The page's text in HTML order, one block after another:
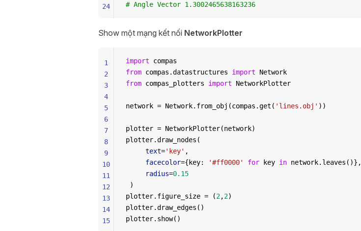
# Angle Vector 1.3002465638163236
24
Show một mạng kết nối NetworkPlotter
import compas
from compas.datastructures import Network
from compas_plotters import NetworkPlotter
network = Network.from_obj(compas.get( 'lines.obj' ))
plotter = NetworkPlotter(network)
plotter.draw_nodes(
     text
='key' ,
     facecolor
={key: '#ff0000' for key in network.leaves()},
     radius
=0.15
)
plotter.figure_size = (2,2)
plotter.draw_edges()
plotter.show()
1
2
3
4
5
6
7
8
9
10
11
12
13
14
15